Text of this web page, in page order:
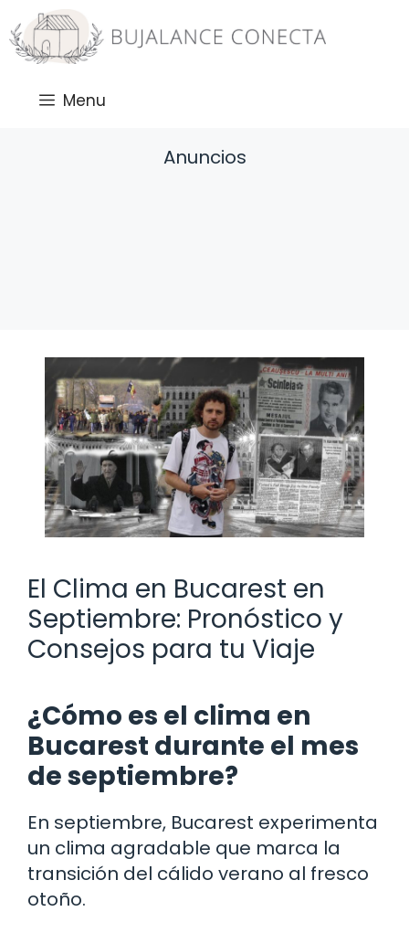
Saltar
al
contenido
Menu
Anuncios
El Clima en Bucarest en
Septiembre: Pronóstico y
Consejos para tu Viaje
¿Cómo es el clima en
Bucarest durante el mes
de septiembre?
En septiembre, Bucarest experimenta
un clima agradable que marca la
transición del cálido verano al fresco
otoño.